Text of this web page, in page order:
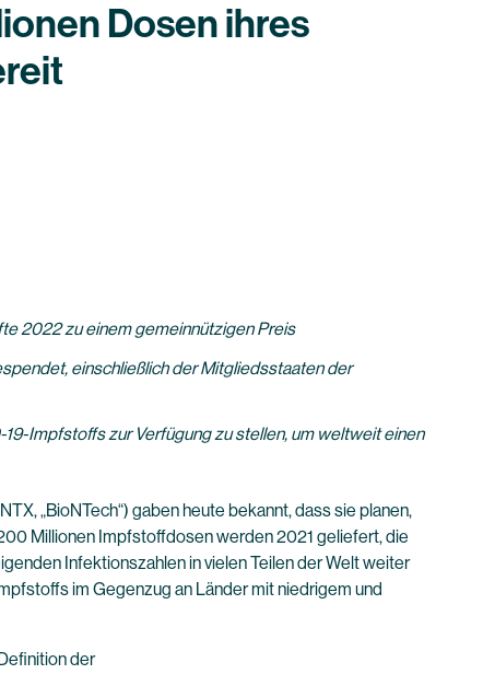
Dosen ihres
2022 zu einem gemeinnützigen Preis
einschließlich der Mitgliedsstaaten der
Impfstoffs zur Verfügung zu stellen, um weltweit einen
„BioNTech“) gaben heute bekannt, dass sie planen,
Millionen Impfstoffdosen werden 2021 geliefert, die
Infektionszahlen in vielen Teilen der Welt weiter
im Gegenzug an Länder mit niedrigem und
der